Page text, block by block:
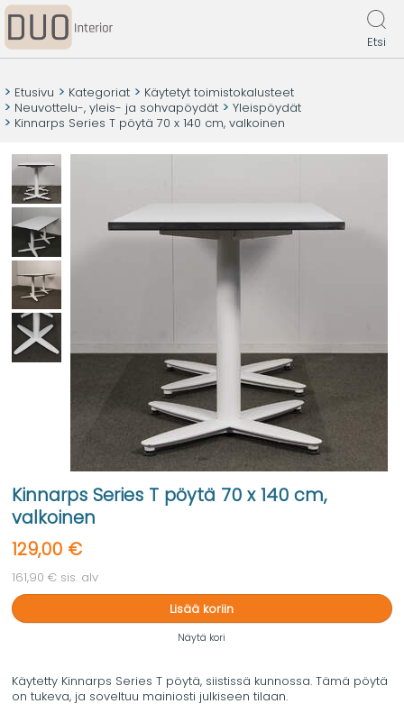
Etsi
Etusivu Kategoriat
Käytetyt toimistokalusteet
Neuvottelu-, yleis- ja sohvapöydät
Yleispöydät
Kinnarps Series T pöytä 70 x 140 cm, valkoinen
Kinnarps Series T pöytä 70 x 140 cm,
valkoinen
129,00 €
161,90 € sis. alv
Lisää koriin
Näytä kori
Käytetty Kinnarps Series T pöytä, siistissä kunnossa. Tämä pöytä
on tukeva, ja soveltuu mainiosti julkiseen tilaan.